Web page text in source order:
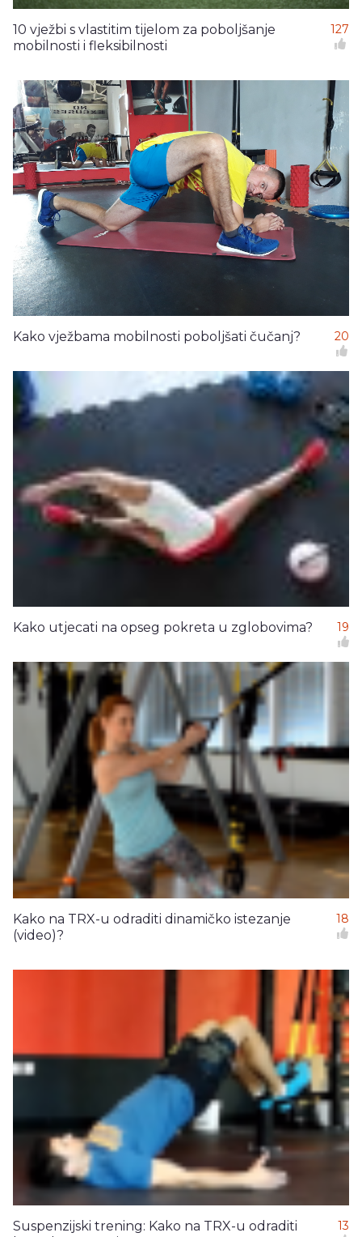
10 vježbi s vlastitim tijelom za poboljšanje
mobilnosti i fleksibilnosti
127
Kako vježbama mobilnosti poboljšati čučanj? 20
Kako utjecati na opseg pokreta u zglobovima? 19
Kako na TRX-u odraditi dinamičko istezanje
(video)?
18
Suspenzijski trening: Kako na TRX-u odraditi
13